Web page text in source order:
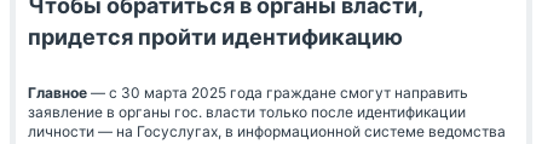
Чтобы обратиться в органы власти,
придется пройти идентификацию
Главное — с 30 марта 2025 года граждане смогут направить
заявление в органы гос. власти только после идентификации
личности — на Госуслугах, в информационной системе ведомства